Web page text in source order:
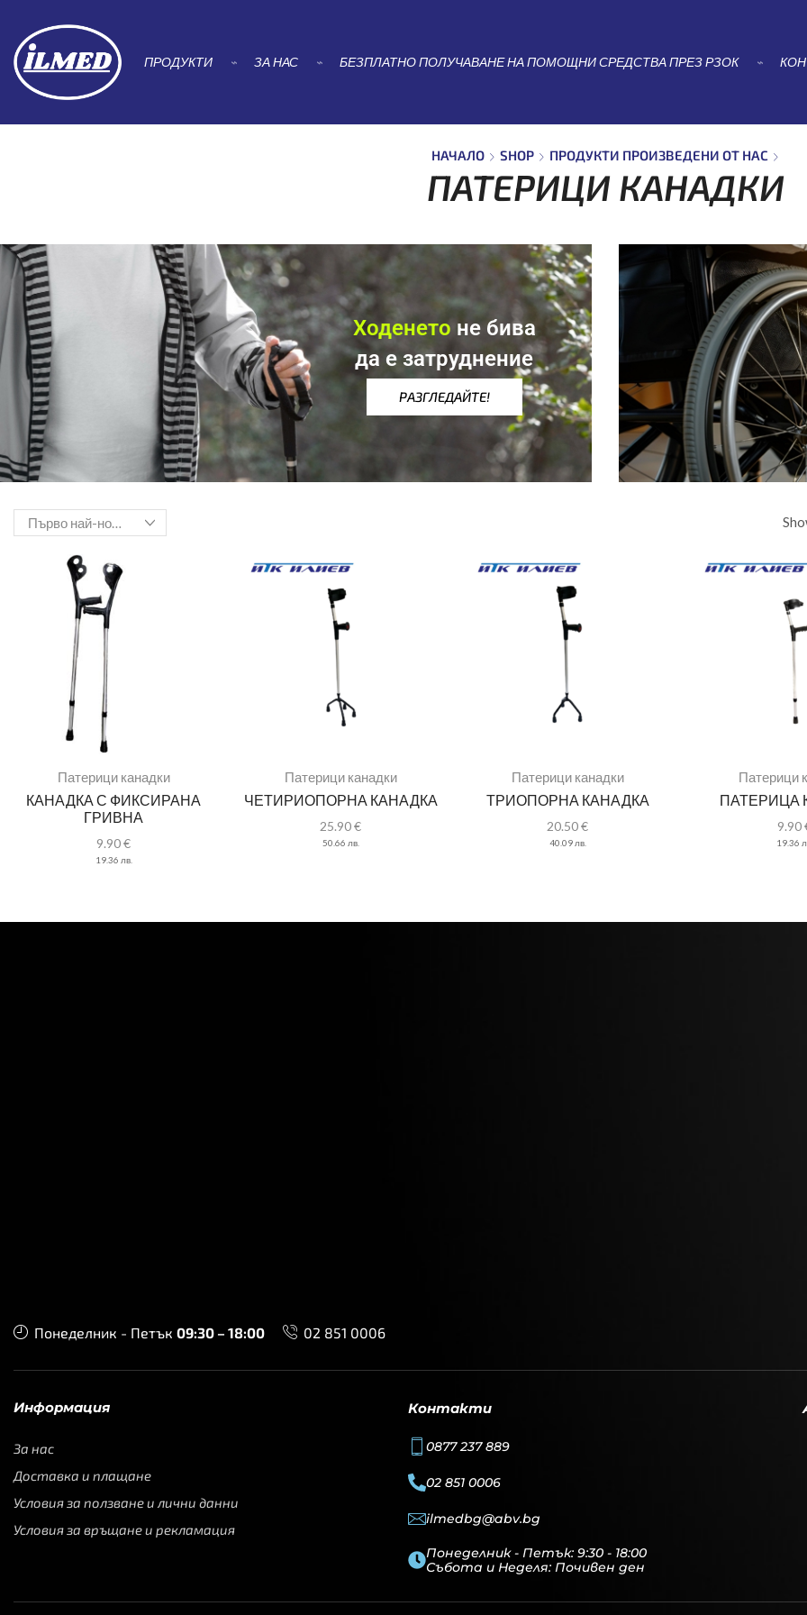
ПРОДУКТИ ⌁ ЗА НАС ⌁ БЕЗПЛАТНО ПОЛУЧАВАНЕ НА ПОМОЩНИ СРЕДСТВА ПРЕЗ РЗОК ⌁
ПАТЕРИЦИ КАНАДКИ
НАЧАЛО SHOP ПРОДУКТИ ПРОИЗВЕДЕНИ ОТ НАС
ПАТЕРИЦИ КАНАДКИ
Ходенето не бива
да е затруднение
РАЗГЛЕДАЙТЕ!
Патерици канадки
КАНАДКА С ФИКСИРАНА
ГРИВНА
9.90€
19.36 лв.
Патерици канадки
ЧЕТИРИОПОРНА КАНАДКА
25.90€
50.66 лв.
Патерици канадки
ТРИОПОРНА КАНАДКА
20.50€
40.09 лв.
Патерици
ПАТЕРИЦА
9.90
19.36
Понеделник - Петък 09:30 – 18:00 02 851 0006
Информация
За нас
Доставка и плащане
Условия за ползване и лични данни
Условия за връщане и рекламация
Контакти
0877 237 889
02 851 0006
ilmedbg@abv.bg
Понеделник - Петък: 9:30 - 18:00
Събота и Неделя: Почивен ден